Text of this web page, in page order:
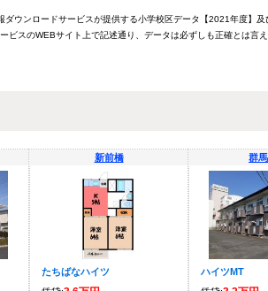
ウンロードサービスが提供する小学校区データ【2021年度】
スのWEBサイト上で記述通り、データは必ずしも正確とは言
新前橋
たちばなハイツ
群
ハイツMT